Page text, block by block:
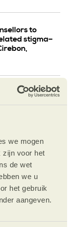
we mogen
zijn voor het
de wet
we u
het gebruik
aangeven.
to
stigma–
related
to
dose
exposure
for